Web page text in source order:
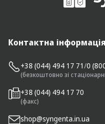
Контактна інформація
+38 (044) 494 17 71/0
(безкоштовно зі
+38 (044) 494 17 70
(факс)
shop@syngenta.in.ua